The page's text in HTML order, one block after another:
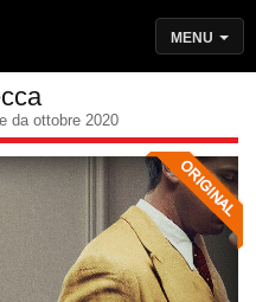
MENU
da ottobre 2020